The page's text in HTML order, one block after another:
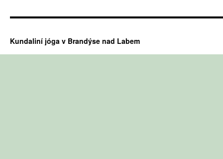
Kundaliní jóga v Brandýse nad Labem